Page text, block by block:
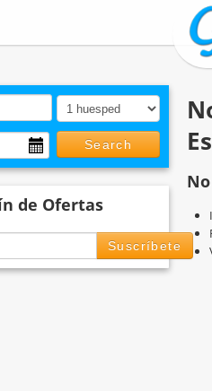
Search
de Ofertas
Suscríbete